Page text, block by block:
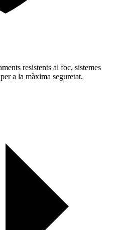
resistents al foc, sistemes
a la màxima seguretat.